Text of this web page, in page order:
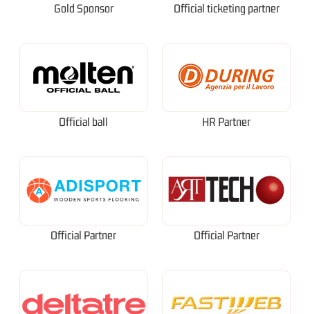
Gold Sponsor Official ticketing partner
Official ball HR Partner
Official Partner Official Partner